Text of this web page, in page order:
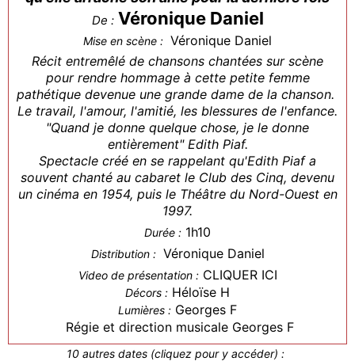
De : Véronique Daniel
Mise en scène : Véronique Daniel
Récit entremêlé de chansons chantées sur scène
pour rendre hommage à cette petite femme
pathétique devenue une grande dame de la chanson.
Le travail, l'amour, l'amitié, les blessures de l'enfance.
"Quand je donne quelque chose, je le donne
entièrement" Edith Piaf.
Spectacle créé en se rappelant qu'Edith Piaf a
souvent chanté au cabaret le Club des Cinq, devenu
un cinéma en 1954, puis le Théâtre du Nord-Ouest en
1997.
Durée : 1h10
Distribution : Véronique Daniel
Video de présentation : CLIQUER ICI
Décors : Héloïse H
Lumières : Georges F
Régie et direction musicale Georges F
10 autres dates (cliquez pour y accéder) :